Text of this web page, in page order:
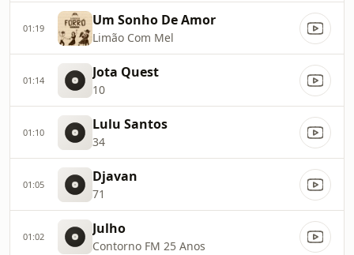
01:19 Um Sonho De Amor
Limão Com Mel
01:14 Jota Quest
10
01:10 Lulu Santos
34
01:05 Djavan
71
01:02 Julho
Contorno FM 25 Anos